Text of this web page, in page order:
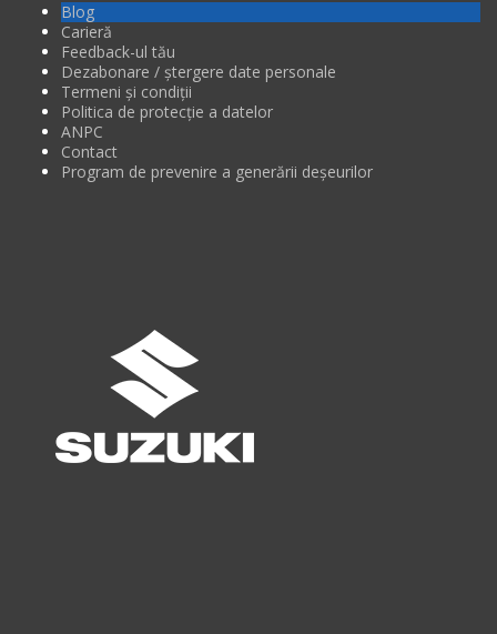
Blog
Carieră
Feedback-ul tău
Dezabonare / ștergere date personale
Termeni și condiții
Politica de protecție a datelor
ANPC
Contact
Program de prevenire a generării deșeurilor